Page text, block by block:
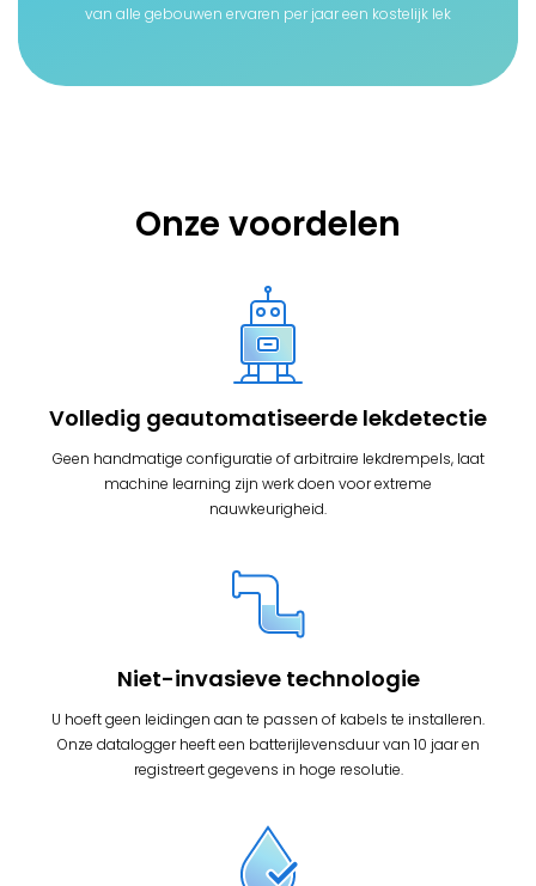
van alle gebouwen ervaren per jaar een kostelijk lek
Onze voordelen
Volledig geautomatiseerde lekdetectie
Geen handmatige configuratie of arbitraire lekdrempels, laat
machine learning zijn werk doen voor extreme
nauwkeurigheid.
Niet-invasieve technologie
U hoeft geen leidingen aan te passen of kabels te installeren.
Onze datalogger heeft een batterijlevensduur van 10 jaar en
registreert gegevens in hoge resolutie.